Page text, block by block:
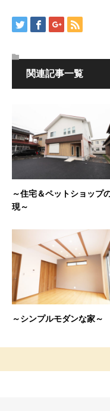
関連記事一覧
～住宅＆ペットショップ
現～
～シンプルモダンな家～